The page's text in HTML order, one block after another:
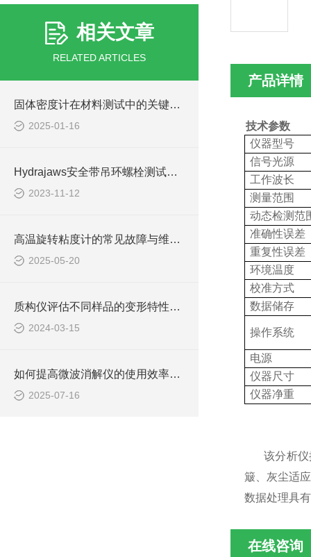
相关文章
RELATED ARTICLES
固体密度计在材料测试中的关键作用说明
2025-01-16
Hydrajaws安全带吊环螺栓测试仪是保障安全的关键设备
2023-11-12
高温旋转粘度计的常见故障与维护技巧说明
2025-05-20
质构仪评估不同样品的变形特性与弹性表现
2024-03-15
如何提高微波消解仪的使用效率与安全性？
2025-07-16
产品详情
技术参数
仪器型号
信号光源
工作波长
测量范围
动态检测范
准确性误差
重复性误差
环境温度
校准方式
数据储存
操作系统
电源
仪器尺寸
仪器净重
该分析仪操
簸、灰尘适
数据处理具
在线咨询